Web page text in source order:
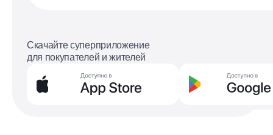
Скачайте суперприложение
для покупателей и жителей